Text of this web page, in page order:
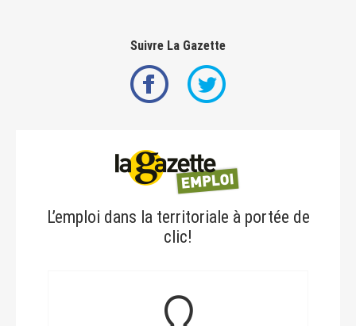
Suivre La Gazette
L’emploi dans la territoriale à portée de
clic!